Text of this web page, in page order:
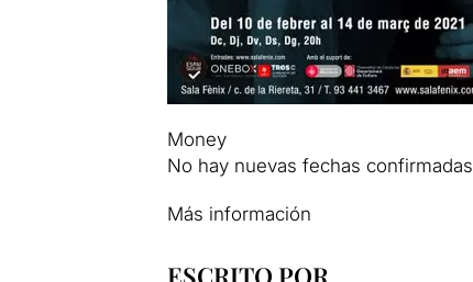
Money
No hay nuevas fechas confirmadas
Más información
ESCRITO POR